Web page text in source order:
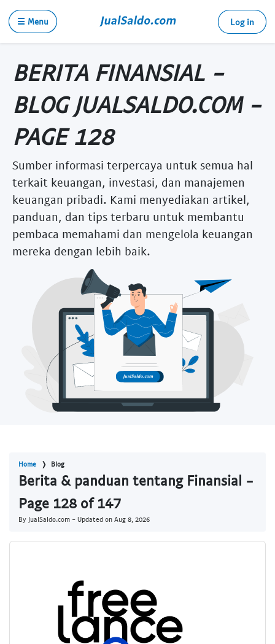
☰ Menu Log in
BERITA FINANSIAL -
BLOG JUALSALDO.COM -
PAGE 128
Sumber informasi terpercaya untuk semua hal
terkait keuangan, investasi, dan manajemen
keuangan pribadi. Kami menyediakan artikel,
panduan, dan tips terbaru untuk membantu
pembaca memahami dan mengelola keuangan
mereka dengan lebih baik.
Home Blog
Berita & panduan tentang Finansial -
Page 128 of 147
By JualSaldo.com - Updated on Aug 8, 2026